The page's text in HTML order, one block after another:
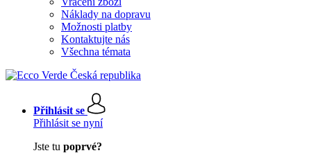
Náklady na dopravu
Možnosti platby
Kontaktujte nás
Všechna témata
Přihlásit se
Přihlásit se nyní
Jste tu poprvé?